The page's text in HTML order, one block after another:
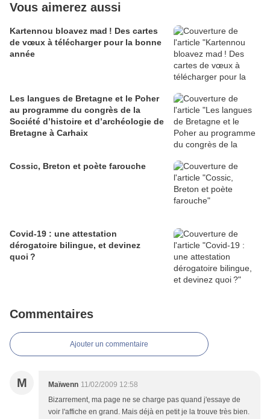
Vous aimerez aussi
Kartennou bloavez mad ! Des cartes
de vœux à télécharger pour la bonne
année
Les langues de Bretagne et le Poher
au programme du congrès de la
Société d’histoire et d’archéologie de
Bretagne à Carhaix
Cossic, Breton et poète farouche
Covid-19 : une attestation
dérogatoire bilingue, et devinez
quoi ?
Commentaires
Ajouter un commentaire
M Maïwenn 11/02/2009 12:58
Bizarrement, ma page ne se charge pas quand j'essaye de
voir l'affiche en grand. Mais déjà en petit je la trouve très bien.